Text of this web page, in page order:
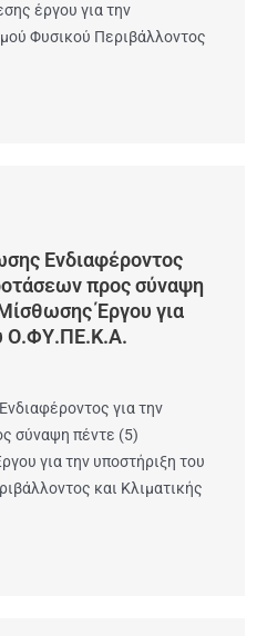
έργου για την
Φυσικού Περιβάλλοντος
Ενδιαφέροντος
προς σύναψη
Έργου για
Ο.ΦΥ.ΠΕ.Κ.Α.
για την
σύναψη πέντε (5)
για την υποστήριξη του
και Κλιματικής